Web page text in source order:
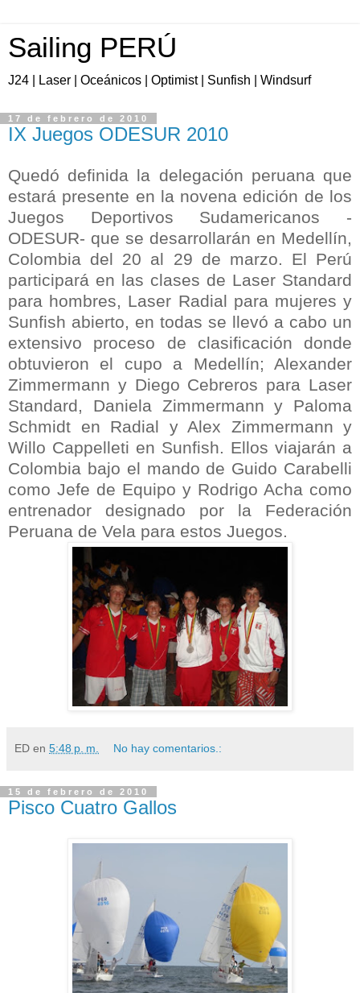
Sailing PERÚ
J24 | Laser | Oceánicos | Optimist | Sunfish | Windsurf
17 de febrero de 2010
IX Juegos ODESUR 2010
Quedó definida la delegación peruana que
estará presente en la novena edición de los
Juegos Deportivos Sudamericanos -
ODESUR- que se desarrollarán en Medellín,
Colombia del 20 al 29 de marzo. El Perú
participará en las clases de Laser Standard
para hombres, Laser Radial para mujeres y
Sunfish abierto, en todas se llevó a cabo un
extensivo proceso de clasificación donde
obtuvieron el cupo a Medellín; Alexander
Zimmermann y Diego Cebreros para Laser
Standard, Daniela Zimmermann y Paloma
Schmidt en Radial y Alex Zimmermann y
Willo Cappelleti en Sunfish. Ellos viajarán a
Colombia bajo el mando de Guido Carabelli
como Jefe de Equipo y Rodrigo Acha como
entrenador designado por la Federación
Peruana de Vela para estos Juegos.
ED en 5:48 p. m. No hay comentarios.:
15 de febrero de 2010
Pisco Cuatro Gallos